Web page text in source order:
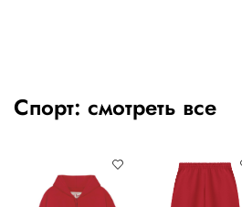
Спорт: смотреть все